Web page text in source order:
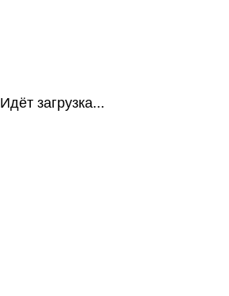
Идёт загрузка...